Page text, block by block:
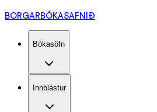
BORGARBÓKASAFNIÐ
Bókasöfn
Innblástur